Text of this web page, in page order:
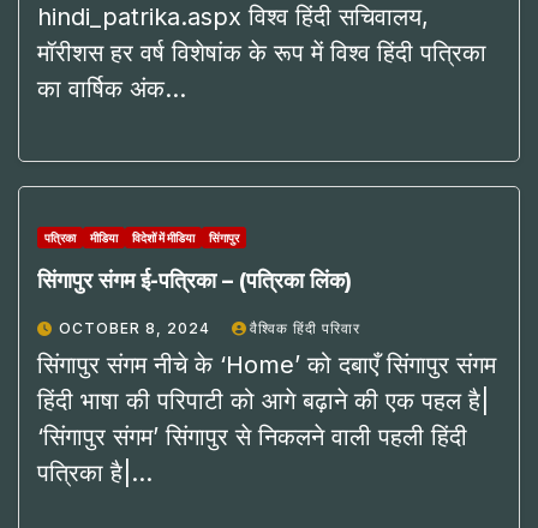
hindi_patrika.aspx विश्व हिंदी सचिवालय,
मॉरीशस हर वर्ष विशेषांक के रूप में विश्व हिंदी पत्रिका
का वार्षिक अंक…
पत्रिका मीडिया विदेशों में मीडिया सिंगापुर
सिंगापुर संगम ई-पत्रिका – (पत्रिका लिंक)
OCTOBER 8, 2024 वैश्विक हिंदी परिवार
सिंगापुर संगम नीचे के ‘Home’ को दबाएँ सिंगापुर संगम
हिंदी भाषा की परिपाटी को आगे बढ़ाने की एक पहल है|
‘सिंगापुर संगम’ सिंगापुर से निकलने वाली पहली हिंदी
पत्रिका है|…